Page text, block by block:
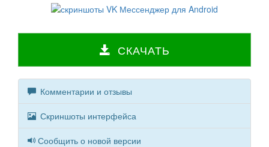
СКАЧАТЬ
Комментарии и отзывы
Скриншоты интерфейса
Сообщить о новой версии